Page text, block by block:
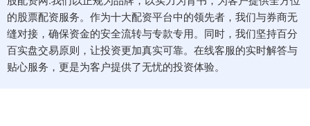
的股票配资服务。作为十大配资平台中的领先者，我们与券商无
缝对接，确保资金的安全流转与专款专用。同时，我们坚持百分
百实盘交易原则，让投资更加真实可靠。在线客服的实时解答与
贴心服务，更是为客户提供了无忧的投资体验。